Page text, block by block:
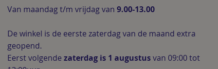
Van maandag t/m vrijdag van 9.00-13.00
De winkel is de eerste zaterdag van de maand extra
geopend.
Eerst volgende zaterdag is 1 augustusvan 09:00 tot